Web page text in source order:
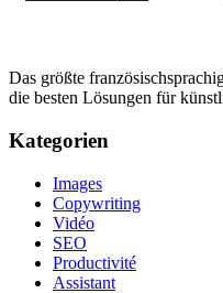
Das größte
die besten Lösungen für
Kategorien
Images
Copywriting
Vidéo
SEO
Productivité
Assistant